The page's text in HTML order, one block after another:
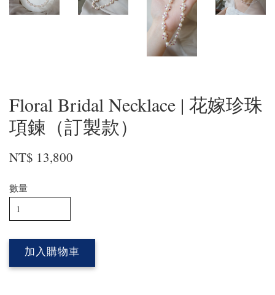
Floral Bridal Necklace | 花嫁珍珠
項鍊（訂製款）
NT$ 13,800
數量
加入購物車